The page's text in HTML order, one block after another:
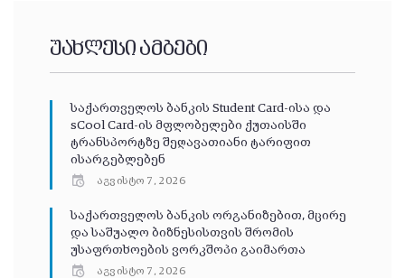
უახლესი ამბები
საქართველოს ბანკის Student Card-ისა და
sCool Card-ის მფლობელები ქუთაისში
ტრანსპორტზე შეღავათიანი ტარიფით
ისარგებლებენ
აგვისტო 7, 2026
საქართველოს ბანკის ორგანიზებით, მცირე
და საშუალო ბიზნესისთვის შრომის
უსაფრთხოების ვორკშოპი გაიმართა
აგვისტო 7, 2026